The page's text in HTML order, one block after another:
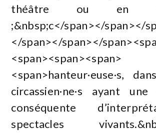
théâtre ou en
;&nbsp;c</span></span></
</span></span></
<span><span><span>
<span>hanteur·euse·s,
circassien·ne·s ayant une
conséquente
spectacles